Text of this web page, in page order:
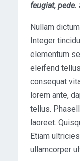
feugiat, pede.
Nullam
Integer
elementum
eleifend
consequat
lorem ante,
tellus.
laoreet.
Etiam
ullamcorper